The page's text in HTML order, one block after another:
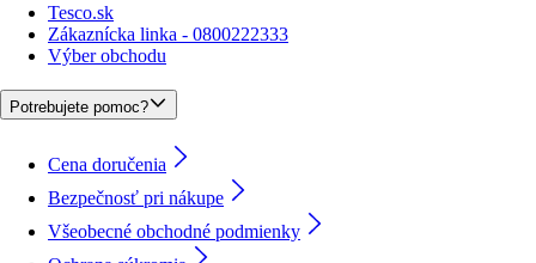
Tesco.sk
Zákaznícka linka - 0800222333
Výber obchodu
Potrebujete pomoc?
Cena doručenia
Bezpečnosť pri nákupe
Všeobecné obchodné podmienky